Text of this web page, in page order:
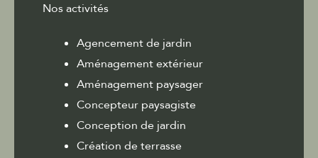
Nos activités
Agencement de jardin
Aménagement extérieur
Aménagement paysager
Concepteur paysagiste
Conception de jardin
Création de terrasse